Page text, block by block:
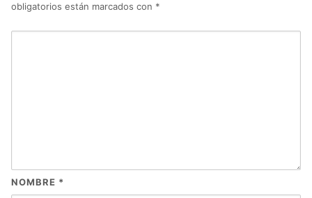
obligatorios están marcados con *
NOMBRE *